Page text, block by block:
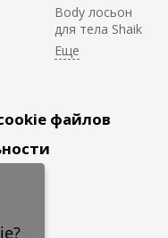
Body лосьон
для тела Shaik
файлов